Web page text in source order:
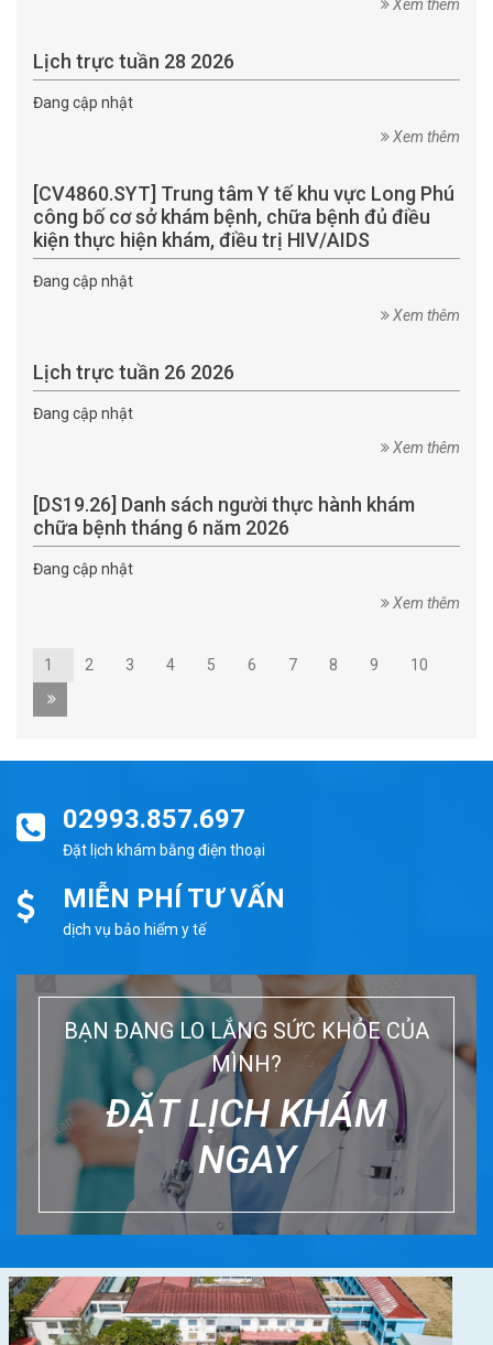
Xem thêm
Lịch trực tuần 28 2026
Đang cập nhật
Xem thêm
[CV4860.SYT] Trung tâm Y tế khu vực Long Phú
công bố cơ sở khám bệnh, chữa bệnh đủ điều
kiện thực hiện khám, điều trị HIV/AIDS
Đang cập nhật
Xem thêm
Lịch trực tuần 26 2026
Đang cập nhật
Xem thêm
[DS19.26] Danh sách người thực hành khám
chữa bệnh tháng 6 năm 2026
Đang cập nhật
Xem thêm
1 2 3 4 5 6 7 8 9 10
02993.857.697
Đặt lịch khám bằng điện thoại
MIỄN PHÍ TƯ VẤN
dịch vụ bảo hiểm y tế
BẠN ĐANG LO LẮNG SỨC KHỎE CỦA
MÌNH?
ĐẶT LỊCH KHÁM
NGAY